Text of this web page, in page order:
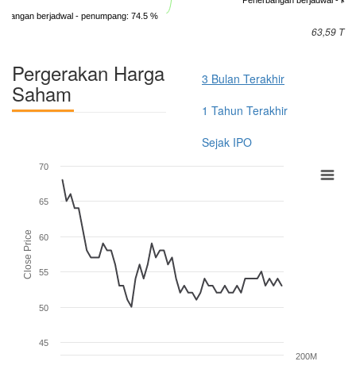
berjadwal - penumpang: 74.5 %
63,59 T
Pergerakan Harga
Saham
3 Bulan Terakhir
1 Tahun Terakhir
Sejak IPO
Close Price
45
50
55
60
65
70
200M